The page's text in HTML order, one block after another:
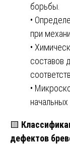
борьбы.
•
при
•
составов
•
🟨
дефектов